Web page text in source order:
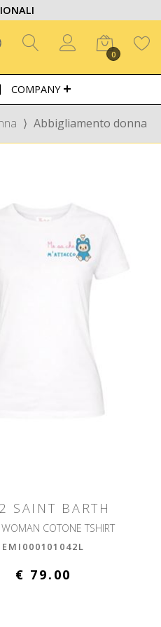
0
COMPANY
⟩ Abbigliamento donna
SAINT BARTH
WOMAN COTONE TSHIRT
EMI000101042L
€ 79.00